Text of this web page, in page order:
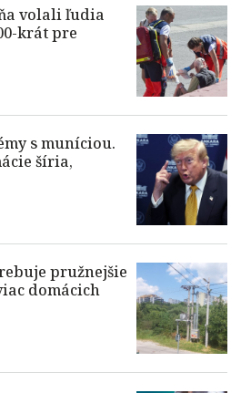
volali ľudia
krát pre
s muníciou.
šíria,
pružnejšie
domácich